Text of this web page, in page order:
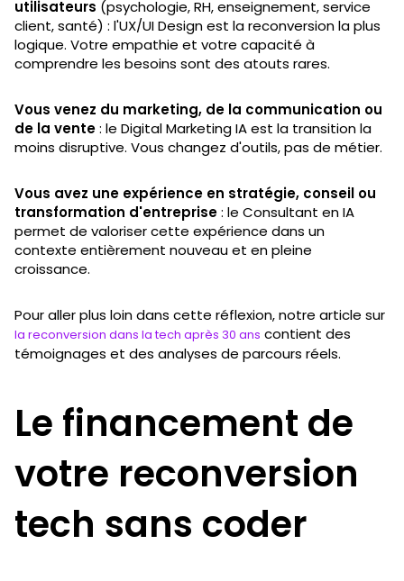
utilisateurs (psychologie, RH, enseignement, service
client, santé) : l'UX/UI Design est la reconversion la plus
logique. Votre empathie et votre capacité à
comprendre les besoins sont des atouts rares.
Vous venez du marketing, de la communication ou
de la vente: le Digital Marketing IA est la transition la
moins disruptive. Vous changez d'outils, pas de métier.
Vous avez une expérience en stratégie, conseil ou
transformation d'entreprise: le Consultant en IA
permet de valoriser cette expérience dans un
contexte entièrement nouveau et en pleine
croissance.
Pour aller plus loin dans cette réflexion, notre article sur
la reconversion dans la tech après 30 ans contient des
témoignages et des analyses de parcours réels.
Le financement de
votre reconversion
tech sans coder